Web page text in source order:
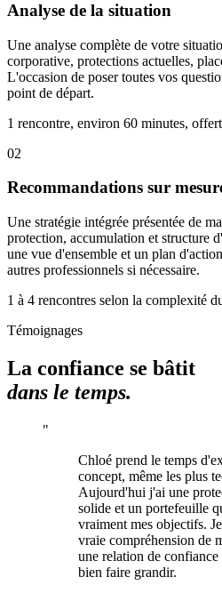
Analyse de la situation
Une analyse complète de votre
corporative, protections actuelles,
L'occasion de poser toutes vos
point de départ.
1 rencontre, environ 60 minutes,
02
Recommandations sur
Une stratégie intégrée présentée de
protection, accumulation et structure
une vue d'ensemble et un plan
autres professionnels si nécessaire.
1 à 4 rencontres selon la complexité
Témoignages
La confiance se bâtit
dans le temps.
"
Chloé prend le temps
concept, même les plus
Aujourd'hui j'ai une
solide et un portefeuille
vraiment mes objectifs.
vraie compréhension de
une relation de
bien faire grandir.